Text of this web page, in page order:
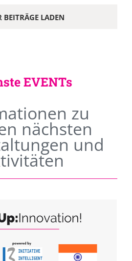
BEITRÄGE LADEN
EVENTs
zu
nächsten
und